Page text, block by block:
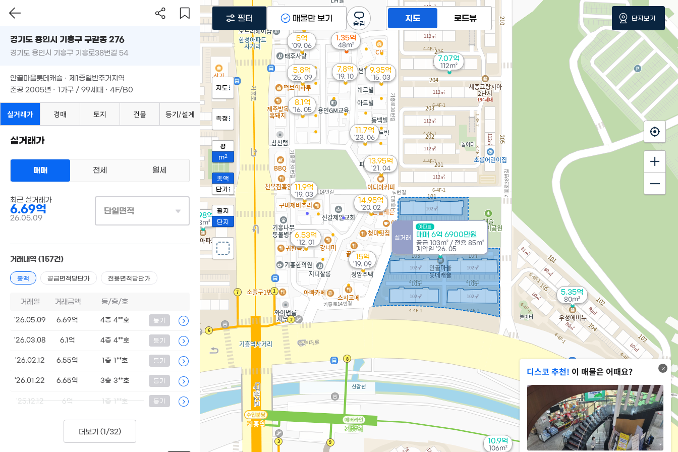
5.35억
80m²
6.98억
78m²
10.9억
106m²
실거래
아파트
매매 6억 6900만원
공급 103m² / 전용 85m²
계약일 '26. 05
7.07억
112m²
5.8억
'25. 09
1.35억
48m²
11.7억
'23. 06
13.95억
'21. 04
14.95억
'20. 02
7.8억
'19. 10
15억
'19. 09
11.9억
'19. 03
8.1억
'16. 05
'15. 07
9.35억
'15. 03
6.53억
'12. 01
4.87억
'10. 12
5억
'09. 06
디스코 추천! 이 매물은 어때요?
지도 로드뷰
지도
측정
평
m2
총액
단가
필지
단지
필터 매물만 보기 단지보기
경기도 용인시 기흥구 구갈동 276
경기도 용인시 기흥구 기흥로38번길 54
안골마을롯데캐슬 · 제1종일반주거지역
준공 2005년 · 1가구 / 99세대 · 4F/B0
실거래가 경매 토지 건물 등기/설계
실거래가
매매 전세 월세
최근 실거래가
6.69억
26.05.09
단일면적
거래내역 (157건)
총액 공급면적당단가 전용면적당단가
거래일 거래금액 동/층/호
'26.05.09 6.69억 4층 4**호 등기
'26.03.08 6.1억 4층 4**호 등기
'26.02.12 6.55억 1층 1**호 등기
'26.01.22 6.65억 3층 3**호 등기
'25.12.12 6억 1층 1**호 등기
더보기 (1/32)